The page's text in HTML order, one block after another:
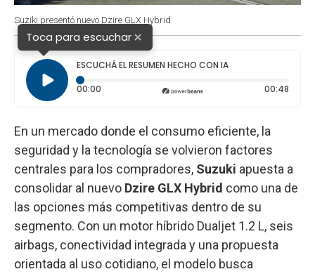
Suziki presentó nuevo Dzire GLX Hybrid
Toca para escuchar×
ESCUCHÁ EL RESUMEN HECHO CON IA
00:00 Tiempo transcurrido: 0 segundos 00:48
En un mercado donde el consumo eficiente, la
seguridad y la tecnología se volvieron factores
centrales para los compradores, Suzuki apuesta a
consolidar al nuevo Dzire GLX Hybrid como una de
las opciones más competitivas dentro de su
segmento. Con un motor híbrido Dualjet 1.2 L, seis
airbags, conectividad integrada y una propuesta
orientada al uso cotidiano, el modelo busca